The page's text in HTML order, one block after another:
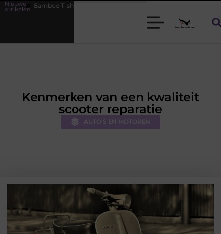
Nieuwe
artikelen
T-shirts voor heren die koel blijven
Kenmerken van een kwaliteit
scooter reparatie
AUTO'S EN MOTOREN